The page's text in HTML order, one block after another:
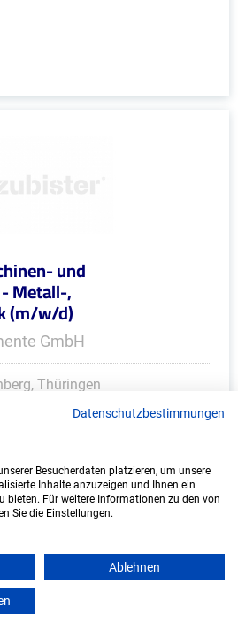
und
Metall-,
(m/w/d)
GmbH
Thüringen
Datenschutzbestimmungen
Besucherdaten platzieren, um unsere
Inhalte anzuzeigen und Ihnen ein
bieten. Für weitere Informationen zu den von
Sie die Einstellungen.
Ablehnen